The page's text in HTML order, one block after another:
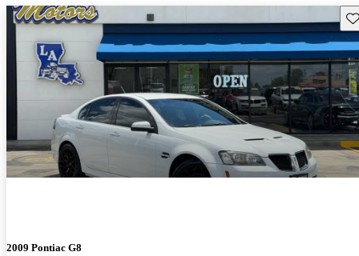
2009 Pontiac G8